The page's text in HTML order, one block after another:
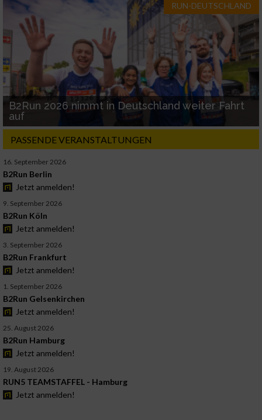
RUN-DEUTSCHLAND
B2Run 2026 nimmt in Deutschland weiter Fahrt
auf
PASSENDE VERANSTALTUNGEN
16. September 2026
B2Run Berlin
Jetzt anmelden!
9. September 2026
B2Run Köln
Jetzt anmelden!
3. September 2026
B2Run Frankfurt
Jetzt anmelden!
1. September 2026
B2Run Gelsenkirchen
Jetzt anmelden!
25. August 2026
B2Run Hamburg
Jetzt anmelden!
19. August 2026
RUN5 TEAMSTAFFEL - Hamburg
Jetzt anmelden!